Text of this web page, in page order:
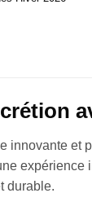
innovante et
expérience
durable.